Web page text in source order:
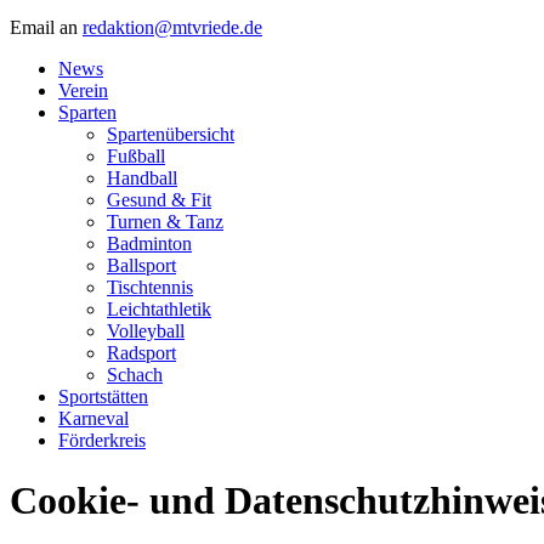
Email an redaktion@mtvriede.de
News
Verein
Sparten
Spartenübersicht
Fußball
Handball
Gesund & Fit
Turnen & Tanz
Badminton
Ballsport
Tischtennis
Leichtathletik
Volleyball
Radsport
Schach
Sportstätten
Karneval
Förderkreis
Cookie- und